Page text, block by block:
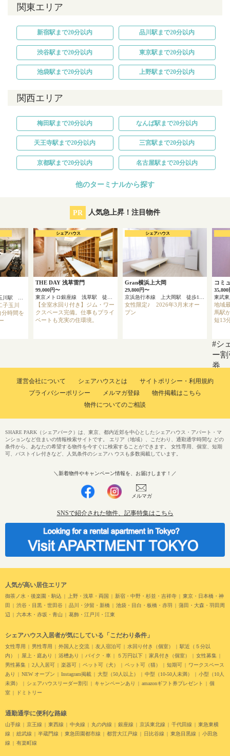
関東エリア
新宿駅まで20分以内 品川駅まで20分以内
渋谷駅まで20分以内 東京駅まで20分以内
池袋駅まで20分以内 上野駅まで20分以内
関西エリア
梅田駅まで20分以内 なんば駅まで20分以内
天王寺駅まで20分以内 三宮駅まで20分以内
京都駅まで20分以内 名古屋駅まで20分以内
他のターミナルから探す
PR 人気急上昇！注目物件
東急田園都市線 二子玉川駅 徒歩8分
玉川
時間を
THE DAY 浅草雷門
99,000円〜
東京メトロ銀座線 浅草駅 徒歩4分
【全室水回り付き】ジム・ワー
クスペース完備。仕事もプライ
ベートも充実の住環境。
シェアハウス
Gran横浜上大岡
29,800円〜
京浜急行本線 上大岡駅 徒歩13分
女性限定♪ 2026年3月末オー
プン
シェアハウス
コミ
35,800
地域
馬駅
短13
#シ
ー
券
運営会社について シェアハウスとは
サイトポリシー・利用規約
プライバシーポリシー
メルマガ登録
物件掲載はこちら
物件についてのご相談
人気が高い居住エリア
御茶ノ水・後楽園・駒込 上野・浅草・両国 新宿・中野・杉並・吉祥寺
東京・日本橋・神
田
渋谷・目黒・世田谷 品川・汐留・新橋 池袋・目白・板橋・赤羽
蒲田・大森・羽田周
辺
六本木・赤坂・青山 葛飾・江戸川・江東
シェアハウス入居者が気にしている「こだわり条件」
女性専用 男性専用 外国人と交流 友人宿泊可 水回り付き（個室）
駅近（５分以
内）
屋上・庭あり 浴槽あり バイク・車 ５万円以下 家具付き（個室）
女性募集
男性募集
2人入居可 楽器可 ペット可（犬） ペット可（猫） 短期可
ワークスペース
あり
NEW オープン Instagram掲載 大型（50人以上） 中型（10-50人未満）
小型（10人
未満）
シェアハウスリーダー割引 キャンペーンあり amazonギフト券プレゼント
個
室
ドミトリー
通勤通学に便利な路線
山手線 京王線 東西線 中央線 丸の内線 銀座線 京浜東北線 千代田線
東急東横
線
総武線 半蔵門線 東急田園都市線 都営大江戸線 日比谷線 東急目黒線
小田急
線
有楽町線
SHARE PARK（シェアパーク）は、東京、都内近郊を中心としたシェアハウス・アパート・マ
ンションなど住まいの情報検索サイトです。 エリア（地域）、こだわり、通勤通学時間な どの
条件から、あなたの希望する物件を今すぐに検索することができます。 女性専用、個室、短期
可、バストイレ付きなど、人気条件のシェアハ ウスも多数掲載しています。
＼新着物件やキャンペーン情報を、お届けします！／
メルマガ
SNSで紹介された物件、記事特集はこちら